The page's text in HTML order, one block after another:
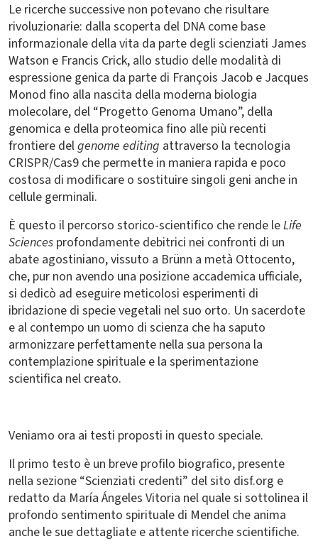
Le ricerche successive non potevano che risultare
rivoluzionarie: dalla scoperta del DNA come base
informazionale della vita da parte degli scienziati James
Watson e Francis Crick, allo studio delle modalità di
espressione genica da parte di François Jacob e Jacques
Monod fino alla nascita della moderna biologia
molecolare, del “Progetto Genoma Umano”, della
genomica e della proteomica fino alle più recenti
frontiere delgenome editing attraverso la tecnologia
CRISPR/Cas9 che permette in maniera rapida e poco
costosa di modificare o sostituire singoli geni anche in
cellule germinali.
È questo il percorso storico-scientifico che rende leLife
Sciences profondamente debitrici nei confronti di un
abate agostiniano, vissuto a Brünn a metà Ottocento,
che, pur non avendo una posizione accademica ufficiale,
si dedicò ad eseguire meticolosi esperimenti di
ibridazione di specie vegetali nel suo orto. Un sacerdote
e al contempo un uomo di scienza che ha saputo
armonizzare perfettamente nella sua persona la
contemplazione spirituale e la sperimentazione
scientifica nel creato.
Veniamo ora ai testi proposti in questo speciale.
Il primo testo è un breve profilo biografico, presente
nella sezione “Scienziati credenti” del sito disf.org e
redatto da María Ángeles Vitoria nel quale si sottolinea il
profondo sentimento spirituale di Mendel che anima
anche le sue dettagliate e attente ricerche scientifiche.